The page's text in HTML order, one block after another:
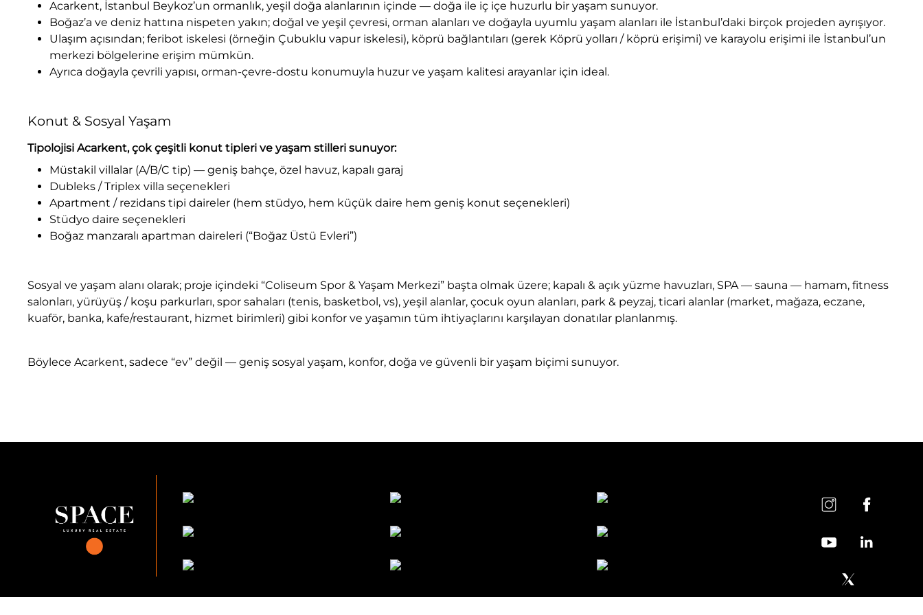
Acarkent, İstanbul Beykoz’un ormanlık, yeşil doğa alanlarının içinde — doğa ile iç içe huzurlu bir yaşam sunuyor.
Boğaz’a ve deniz hattına nispeten yakın; doğal ve yeşil çevresi, orman alanları ve doğayla uyumlu yaşam alanları ile İstanbul’daki birçok projeden ayrışıyor.
Ulaşım açısından; feribot iskelesi (örneğin Çubuklu vapur iskelesi), köprü bağlantıları (gerek Köprü yolları / köprü erişimi) ve karayolu erişimi ile İstanbul’un
merkezi bölgelerine erişim mümkün.
Ayrıca doğayla çevrili yapısı, orman-çevre-dostu konumuyla huzur ve yaşam kalitesi arayanlar için ideal.
Konut & Sosyal Yaşam
Tipolojisi Acarkent, çok çeşitli konut tipleri ve yaşam stilleri sunuyor:
Müstakil villalar (A/B/C tip) — geniş bahçe, özel havuz, kapalı garaj
Dubleks / Triplex villa seçenekleri
Apartment / rezidans tipi daireler (hem stüdyo, hem küçük daire hem geniş konut seçenekleri)
Stüdyo daire seçenekleri
Boğaz manzaralı apartman daireleri (“Boğaz Üstü Evleri”)
Sosyal ve yaşam alanı olarak; proje içindeki “Coliseum Spor & Yaşam Merkezi” başta olmak üzere; kapalı & açık yüzme havuzları, SPA — sauna — hamam, fitness
salonları, yürüyüş / koşu parkurları, spor sahaları (tenis, basketbol, vs), yeşil alanlar, çocuk oyun alanları, park & peyzaj, ticari alanlar (market, mağaza, eczane,
kuaför, banka, kafe/restaurant, hizmet birimleri) gibi konfor ve yaşamın tüm ihtiyaçlarını karşılayan donatılar planlanmış.
Böylece Acarkent, sadece “ev” değil — geniş sosyal yaşam, konfor, doğa ve güvenli bir yaşam biçimi sunuyor.